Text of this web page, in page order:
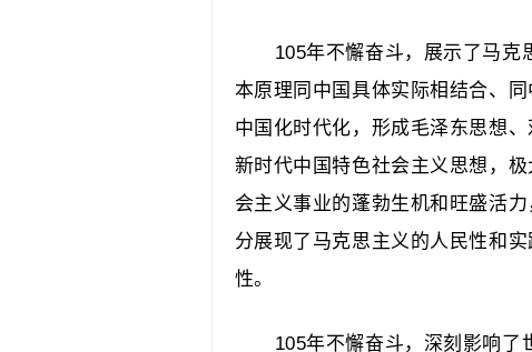
105年不懈奋斗，展示了马克
本原理同中国具体实际相结合、
中国化时代化，形成毛泽东思想、
新时代中国特色社会主义思想，
会主义事业的蓬勃生机和旺盛活
分展现了马克思主义的人民性和
性。
105年不懈奋斗，深刻影响了